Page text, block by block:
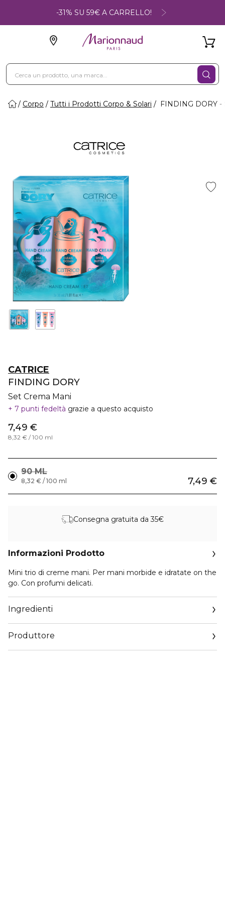
-31% SU 59€ A CARRELLO!
Corpo Tutti i Prodotti Corpo & Solari FINDING DORY
CATRICE
FINDING DORY
Set Crema Mani
7 punti fedeltà grazie a questo acquisto
7,49 €
8,32 € / 100 ml
90 ML
7,49 €
8,32 € / 100 ml
Consegna gratuita da 35€
Informazioni Prodotto
Mini trio di creme mani. Per mani morbide e idratate on the
go. Con profumi delicati.
Ingredienti
Produttore